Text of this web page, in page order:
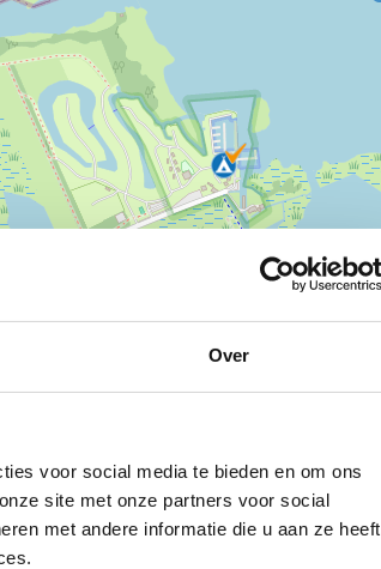
Over
voor social media te bieden en om ons
site met onze partners voor social
met andere informatie die u aan ze heeft